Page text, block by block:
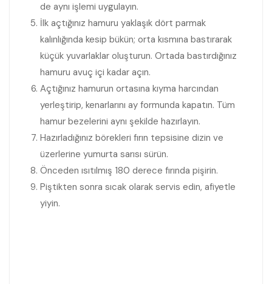
de aynı işlemi uygulayın.
İlk açtığınız hamuru yaklaşık dört parmak
kalınlığında kesip bükün; orta kısmına bastırarak
küçük yuvarlaklar oluşturun. Ortada bastırdığınız
hamuru avuç içi kadar açın.
Açtığınız hamurun ortasına kıyma harcından
yerleştirip, kenarlarını ay formunda kapatın. Tüm
hamur bezelerini aynı şekilde hazırlayın.
Hazırladığınız börekleri fırın tepsisine dizin ve
üzerlerine yumurta sarısı sürün.
Önceden ısıtılmış 180 derece fırında pişirin.
Piştikten sonra sıcak olarak servis edin, afiyetle
yiyin.